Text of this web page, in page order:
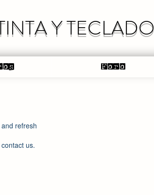
Y TECLADO
Foro
refresh
us.